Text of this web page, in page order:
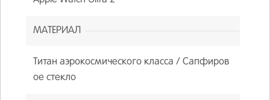
МАТЕРИАЛ
Титан аэрокосмического класса / Сапфиров
ое стекло